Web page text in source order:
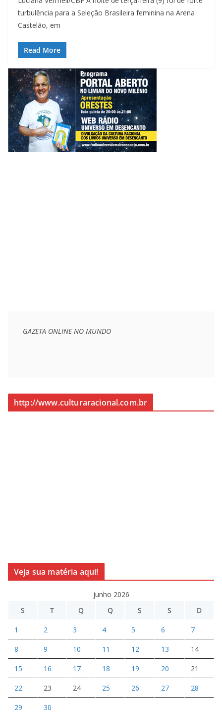
turbulência para a Seleção Brasileira feminina na Arena
Castelão, em
Read More
GAZETA ONLINE NO MUNDO
http://www.culturaracional.com.br
Veja sua matéria aqui!
junho 2026
S
T Q Q S S D
1 2 3 4 5 6 7
8 9 10 11 12 13 14
15 16 17 18 19 20 21
22 23 24 25 26 27 28
29 30